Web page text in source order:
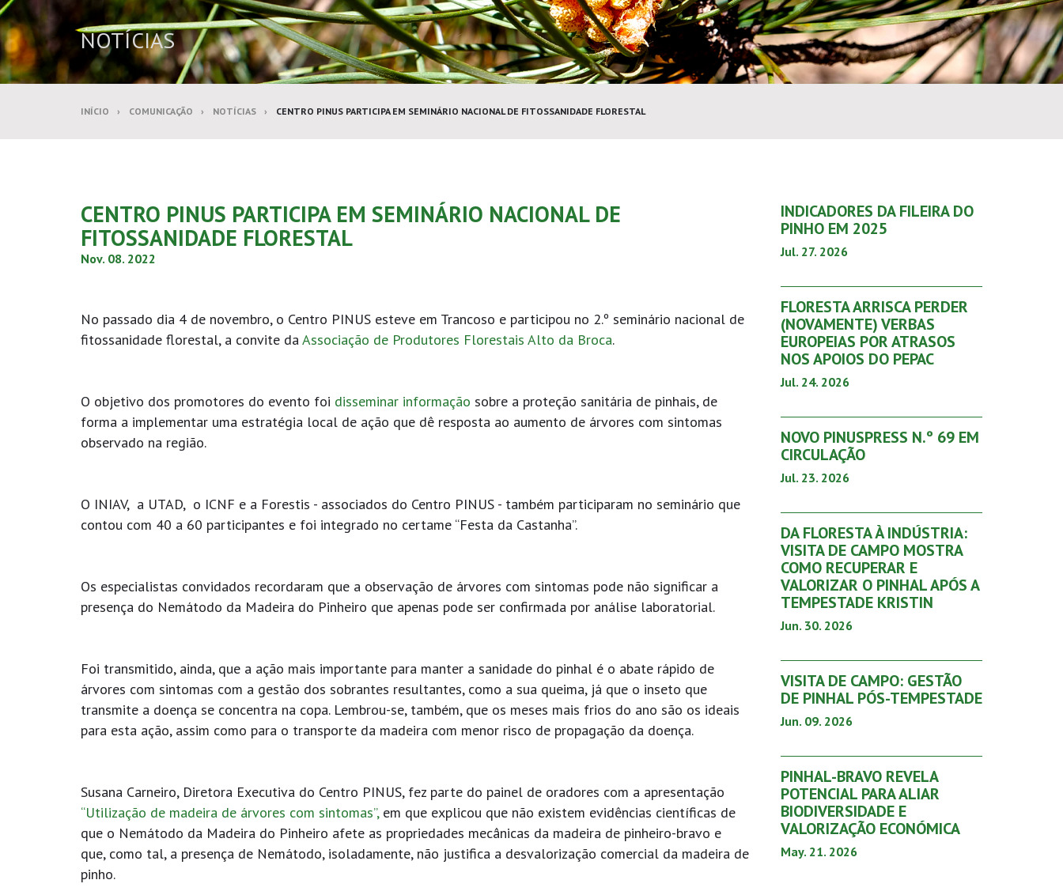
NOTÍCIAS
INÍCIO COMUNICAÇÃO NOTÍCIAS CENTRO PINUS PARTICIPA EM SEMINÁRIO NACIONAL DE FITOSSANIDADE FLORESTAL
CENTRO PINUS PARTICIPA EM SEMINÁRIO NACIONAL DE
FITOSSANIDADE FLORESTAL
Nov. 08. 2022
No passado dia 4 de novembro, o Centro PINUS esteve em Trancoso e participou no 2.º seminário nacional de
fitossanidade florestal, a convite daAssociação de Produtores Florestais Alto da Broca.
O objetivo dos promotores do evento foi disseminar informação sobre a proteção sanitária de pinhais, de
forma a implementar uma estratégia local de ação que dê resposta ao aumento de árvores com sintomas
observado na região.
O INIAV, a UTAD, o ICNF e a Forestis - associados do Centro PINUS - também participaram no seminário que
contou com 40 a 60 participantes e foi integrado no certame “Festa da Castanha”.
Os especialistas convidados recordaram que a observação de árvores com sintomas pode não significar a
presença do Nemátodo da Madeira do Pinheiro que apenas pode ser confirmada por análise laboratorial.
Foi transmitido, ainda, que a ação mais importante para manter a sanidade do pinhal é o abate rápido de
árvores com sintomas com a gestão dos sobrantes resultantes, como a sua queima, já que o inseto que
transmite a doença se concentra na copa. Lembrou-se, também, que os meses mais frios do ano são os ideais
para esta ação, assim como para o transporte da madeira com menor risco de propagação da doença.
Susana Carneiro, Diretora Executiva do Centro PINUS, fez parte do painel de oradores com a apresentação
“Utilização de madeira de árvores com sintomas”,em que explicou que não existem evidências científicas de
que o Nemátodo da Madeira do Pinheiro afete as propriedades mecânicas da madeira de pinheiro-bravo e
que, como tal, a presença de Nemátodo, isoladamente, não justifica a desvalorização comercial da madeira de
pinho.
INDICADORES DA FILEIRA DO
PINHO EM 2025
Jul. 27. 2026
FLORESTA ARRISCA PERDER
(NOVAMENTE) VERBAS
EUROPEIAS POR ATRASOS
NOS APOIOS DO PEPAC
Jul. 24. 2026
NOVO PINUSPRESS N.º 69 EM
CIRCULAÇÃO
Jul. 23. 2026
DA FLORESTA À INDÚSTRIA:
VISITA DE CAMPO MOSTRA
COMO RECUPERAR E
VALORIZAR O PINHAL APÓS A
TEMPESTADE KRISTIN
Jun. 30. 2026
VISITA DE CAMPO: GESTÃO
DE PINHAL PÓS-TEMPESTADE
Jun. 09. 2026
PINHAL-BRAVO REVELA
POTENCIAL PARA ALIAR
BIODIVERSIDADE E
VALORIZAÇÃO ECONÓMICA
May. 21. 2026